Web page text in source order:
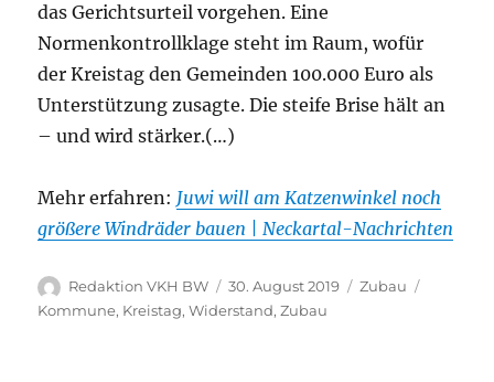
das Gerichtsurteil vorgehen. Eine
Normenkontrollklage steht im Raum, wofür
der Kreistag den Gemeinden 100.000 Euro als
Unterstützung zusagte. Die steife Brise hält an
– und wird stärker.(…)
Mehr erfahren: Juwi will am Katzenwinkel noch
größere Windräder bauen | Neckartal-Nachrichten
Autor
Redaktion VKH BW
Veröffentlicht
am
30. August 2019 Kategorien
Zubau
Kommune, Kreistag,Widerstand,Zubau